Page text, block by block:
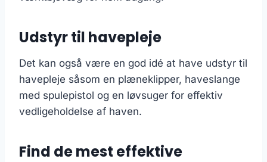
Udstyr til havepleje
Det kan også være en god idé at have udstyr til
havepleje såsom en plæneklipper, haveslange
med spulepistol og en løvsuger for effektiv
vedligeholdelse af haven.
Find de mest effektive